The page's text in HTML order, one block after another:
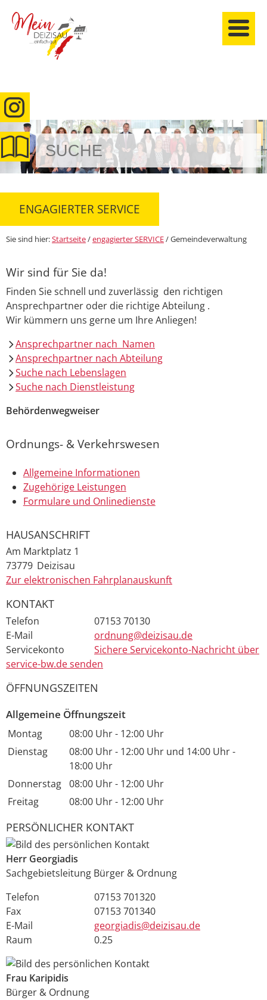
anmelden
ENGAGIERTER SERVICE
Sie sind hier:Startseite/engagierter SERVICE/Gemeindeverwaltung
Wir sind für Sie da!
Finden Sie schnell und zuverlässig den richtigen
Ansprechpartner oder die richtige Abteilung .
Wir kümmern uns gerne um Ihre Anliegen!
Ansprechpartner nach Namen
Ansprechpartner nach Abteilung
Suche nach Lebenslagen
Suche nach Dienstleistung
Behördenwegweiser
Ordnungs- & Verkehrswesen
Allgemeine Informationen
Zugehörige Leistungen
Formulare und Onlinedienste
HAUSANSCHRIFT
Am Marktplatz 1
73779 Deizisau
Zur elektronischen Fahrplanauskunft
KONTAKT
Telefon
07153 70130
E-Mail
ordnung@deizisau.de
Servicekonto
Sichere Servicekonto-Nachricht über
service-bw.de senden
ÖFFNUNGSZEITEN
Allgemeine Öffnungszeit
Montag 08:00 Uhr- 12:00 Uhr
Dienstag
08:00 Uhr- 12:00 Uhr und 14:00 Uhr-
18:00 Uhr
Donnerstag 08:00 Uhr- 12:00 Uhr
Freitag
08:00 Uhr- 12:00 Uhr
PERSÖNLICHER KONTAKT
Herr Georgiadis
Sachgebietsleitung Bürger & Ordnung
Telefon
07153 701320
Fax
07153 701340
E-Mail
georgiadis@deizisau.de
Raum
0.25
Frau Karipidis
Bürger & Ordnung